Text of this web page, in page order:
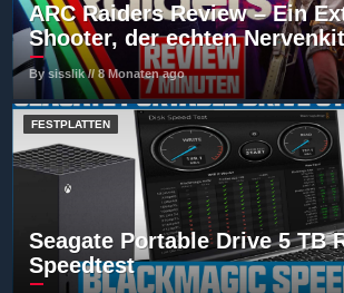
ARC Raiders Review – Ein
Shooter, der echten
By sisslik // 8 Monaten ago
FESTPLATTEN
Seagate Portable Drive 5 TB
Speedtest